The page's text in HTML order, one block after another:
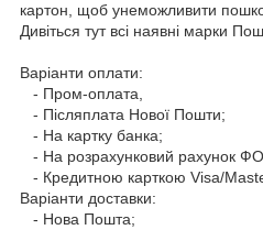
картон, щоб унеможливити
Дивіться тут всі наявні марки
Варіанти оплати:
- Пром-оплата,
- Післяплата Нової Пошти;
- На картку банка;
- На розрахунковий рахунок
- Кредитною карткою Visa/
Варіанти доставки:
- Нова Пошта;